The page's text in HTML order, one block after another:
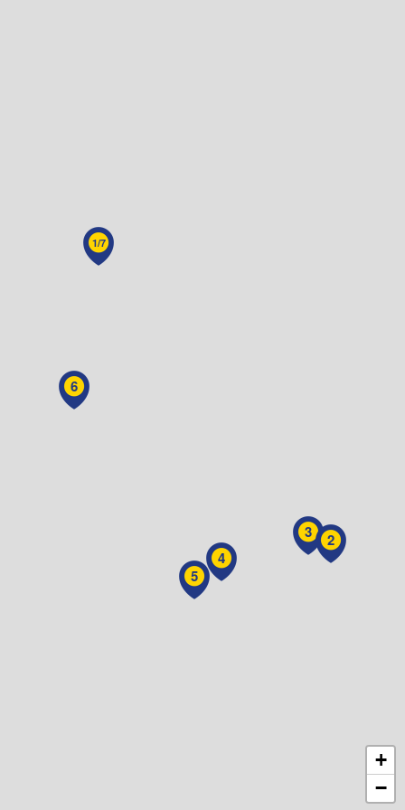
1/7
2
3
4
5
6
+
−